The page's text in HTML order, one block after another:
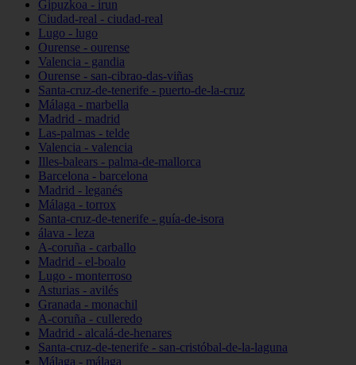
Gipuzkoa - irun
Ciudad-real - ciudad-real
Lugo - lugo
Ourense - ourense
Valencia - gandia
Ourense - san-cibrao-das-viñas
Santa-cruz-de-tenerife - puerto-de-la-cruz
Málaga - marbella
Madrid - madrid
Las-palmas - telde
Valencia - valencia
Illes-balears - palma-de-mallorca
Barcelona - barcelona
Madrid - leganés
Málaga - torrox
Santa-cruz-de-tenerife - guía-de-isora
álava - leza
A-coruña - carballo
Madrid - el-boalo
Lugo - monterroso
Asturias - avilés
Granada - monachil
A-coruña - culleredo
Madrid - alcalá-de-henares
Santa-cruz-de-tenerife - san-cristóbal-de-la-laguna
Málaga - málaga